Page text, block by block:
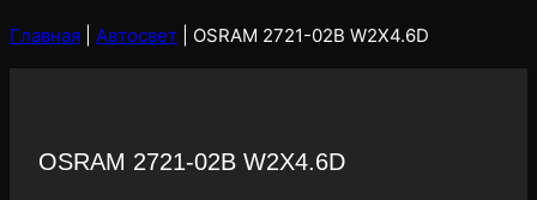
Главная Автосвет OSRAM 2721-02B W2X4.6D
OSRAM 2721-02B W2X4.6D